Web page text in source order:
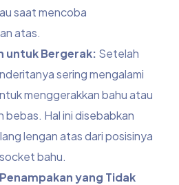
saat mencoba
atas.
untuk Bergerak: Setelah
sering mengalami
menggerakkan bahu atau
bebas. Hal ini disebabkan
lengan atas dari posisinya
bahu.
yang Tidak